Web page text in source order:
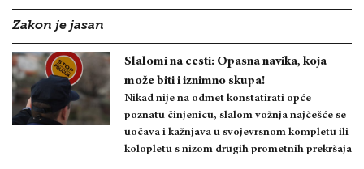
Zakon je jasan
Slalomi na cesti: Opasna navika, koja
može biti i iznimno skupa!
Nikad nije na odmet konstatirati opće
poznatu činjenicu, slalom vožnja najčešće se
uočava i kažnjava u svojevrsnom kompletu ili
kolopletu s nizom drugih prometnih prekršaja